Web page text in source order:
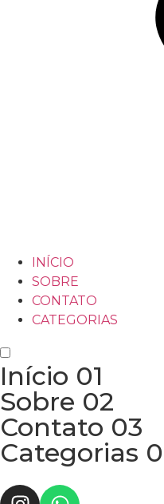
INÍCIO
SOBRE
CONTATO
CATEGORIAS
Início 01
Sobre 02
Contato 03
Categorias